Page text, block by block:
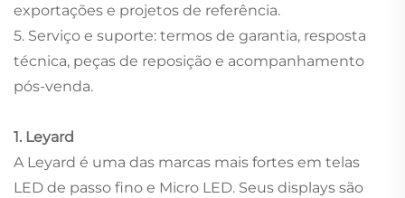
exportações e projetos de referência.
5. Serviço e suporte: termos de garantia, resposta
técnica, peças de reposição e acompanhamento
pós-venda.
1. Leyard
A Leyard é uma das marcas mais fortes em telas
LED de passo fino e Micro LED. Seus displays são